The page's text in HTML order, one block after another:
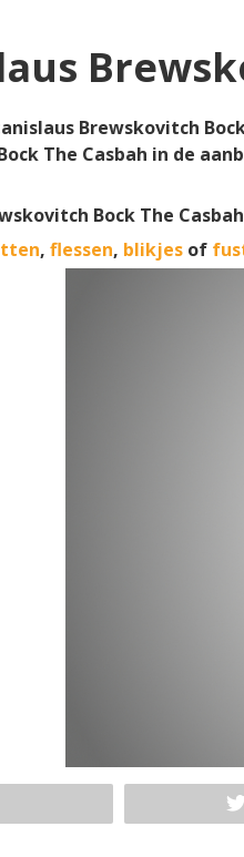
Brewskovitch
The Casbah in de
Bock The
, flessen, blikjes of